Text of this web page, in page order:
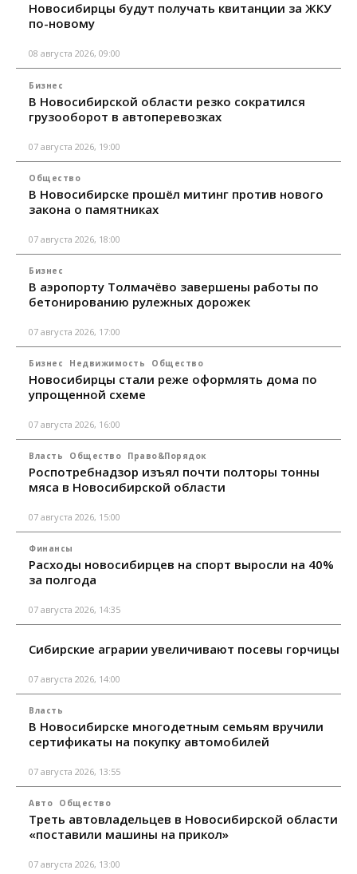
Новосибирцы будут получать квитанции за ЖКУ
по-новому
08 августа 2026, 09:00
Бизнес
В Новосибирской области резко сократился
грузооборот в автоперевозках
07 августа 2026, 19:00
Общество
В Новосибирске прошёл митинг против нового
закона о памятниках
07 августа 2026, 18:00
Бизнес
В аэропорту Толмачёво завершены работы по
бетонированию рулежных дорожек
07 августа 2026, 17:00
Бизнес Недвижимость Общество
Новосибирцы стали реже оформлять дома по
упрощенной схеме
07 августа 2026, 16:00
Власть Общество Право&Порядок
Роспотребнадзор изъял почти полторы тонны
мяса в Новосибирской области
07 августа 2026, 15:00
Финансы
Расходы новосибирцев на спорт выросли на 40%
за полгода
07 августа 2026, 14:35
Сибирские аграрии увеличивают посевы горчицы
07 августа 2026, 14:00
Власть
В Новосибирске многодетным семьям вручили
сертификаты на покупку автомобилей
07 августа 2026, 13:55
Авто Общество
Треть автовладельцев в Новосибирской области
«поставили машины на прикол»
07 августа 2026, 13:00